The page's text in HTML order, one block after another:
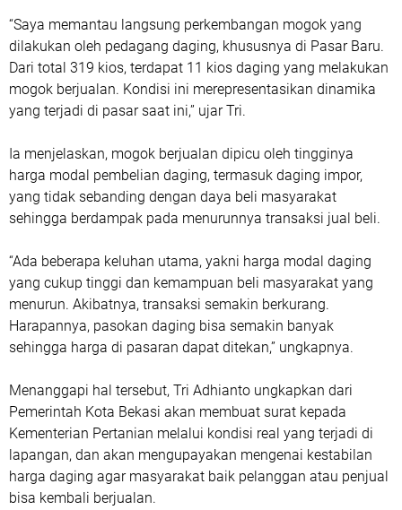
“Saya memantau langsung perkembangan mogok yang
dilakukan oleh pedagang daging, khususnya di Pasar Baru.
Dari total 319 kios, terdapat 11 kios daging yang melakukan
mogok berjualan. Kondisi ini merepresentasikan dinamika
yang terjadi di pasar saat ini,” ujar Tri.
Ia menjelaskan, mogok berjualan dipicu oleh tingginya
harga modal pembelian daging, termasuk daging impor,
yang tidak sebanding dengan daya beli masyarakat
sehingga berdampak pada menurunnya transaksi jual beli.
“Ada beberapa keluhan utama, yakni harga modal daging
yang cukup tinggi dan kemampuan beli masyarakat yang
menurun. Akibatnya, transaksi semakin berkurang.
Harapannya, pasokan daging bisa semakin banyak
sehingga harga di pasaran dapat ditekan,” ungkapnya.
Menanggapi hal tersebut, Tri Adhianto ungkapkan dari
Pemerintah Kota Bekasi akan membuat surat kepada
Kementerian Pertanian melalui kondisi real yang terjadi di
lapangan, dan akan mengupayakan mengenai kestabilan
harga daging agar masyarakat baik pelanggan atau penjual
bisa kembali berjualan.